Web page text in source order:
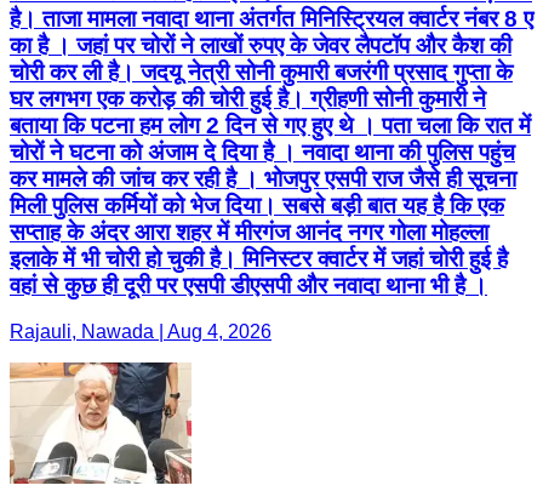
है। ताजा मामला नवादा थाना अंतर्गत मिनिस्ट्रियल क्वार्टर नंबर 8 ए
का है । जहां पर चोरों ने लाखों रुपए के जेवर लैपटॉप और कैश की
चोरी कर ली है। जदयू नेत्री सोनी कुमारी बजरंगी प्रसाद गुप्ता के
घर लगभग एक करोड़ की चोरी हुई है। ग्रीहणी सोनी कुमारी ने
बताया कि पटना हम लोग 2 दिन से गए हुए थे । पता चला कि रात में
चोरों ने घटना को अंजाम दे दिया है । नवादा थाना की पुलिस पहुंच
कर मामले की जांच कर रही है । भोजपुर एसपी राज जैसे ही सूचना
मिली पुलिस कर्मियों को भेज दिया। सबसे बड़ी बात यह है कि एक
सप्ताह के अंदर आरा शहर में मीरगंज आनंद नगर गोला मोहल्ला
इलाके में भी चोरी हो चुकी है। मिनिस्टर क्वार्टर में जहां चोरी हुई है
वहां से कुछ ही दूरी पर एसपी डीएसपी और नवादा थाना भी है ।
Rajauli, Nawada | Aug 4, 2026